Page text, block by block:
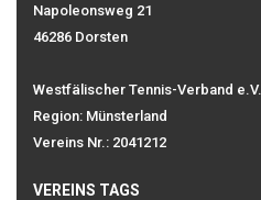
Napoleonsweg 21
46286 Dorsten
Westfälischer Tennis-Verband e.V.
Region: Münsterland
Vereins Nr.: 2041212
VEREINS TAGS